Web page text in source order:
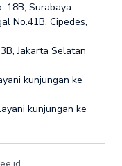
18B, Surabaya
No.41B, Cipedes,
Jakarta Selatan
kunjungan ke
kunjungan ke